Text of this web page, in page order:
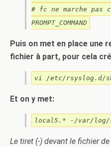
# fc ne marche pas
PROMPT_COMMAND
Puis on met en place une
fichier à part, pour cela
vi /etc/rsyslog.d/
Et on y met:
local5.* -/var/
Le tiret (-) devant le fichier